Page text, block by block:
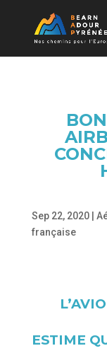
Sep 22, 2020|
française
ESTIME